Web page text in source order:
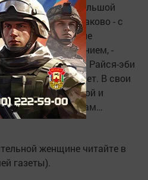
шла следом до большой
я растила одинаково - с
вот дети обо мне
любовью и вниманием, -
Сатламышево Райся-эби
исполнилось 90 лет. В свои
силы стать опорой и
братьям и сестрам…
женщине читайте в
газеты).